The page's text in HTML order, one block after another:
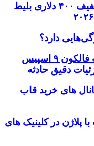
فرصت استثنایی: دریافت تخفیف ۴۰۰ دلاری بلیط
دارد؟
برخورد قطعه غیرفعال راکت فالکون ۹ اسپیس
دقیق حادثه
های خرید قاب
پلاژن در کلینیک های